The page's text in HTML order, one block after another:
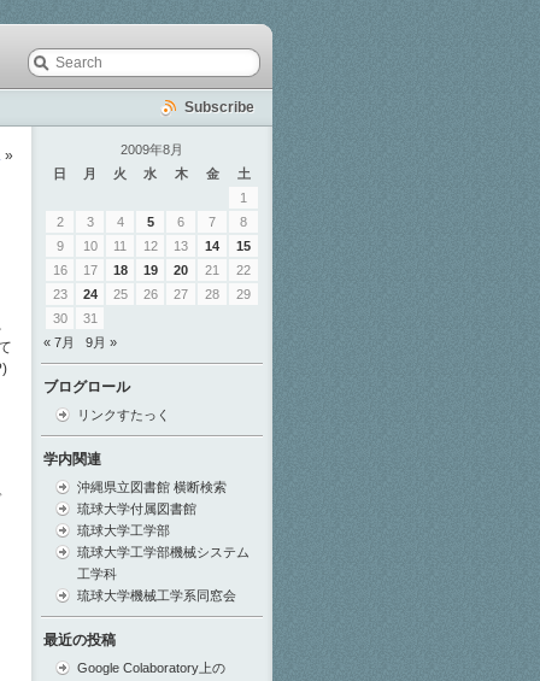
Subscribe
»
2009年8月
日
月 火 水 木 金
土
1
2
3 4 5 6 7
8
9
10 11 12 13 14
15
16
17 18 19 20 21
22
23
24 25 26 27 28
29
30
31
« 7月
9月 »
ブログロール
リンクすたっく
学内関連
沖縄県立図書館 横断検索
琉球大学付属図書館
琉球大学工学部
琉球大学工学部機械システム
工学科
琉球大学機械工学系同窓会
最近の投稿
Google Colaboratory上の